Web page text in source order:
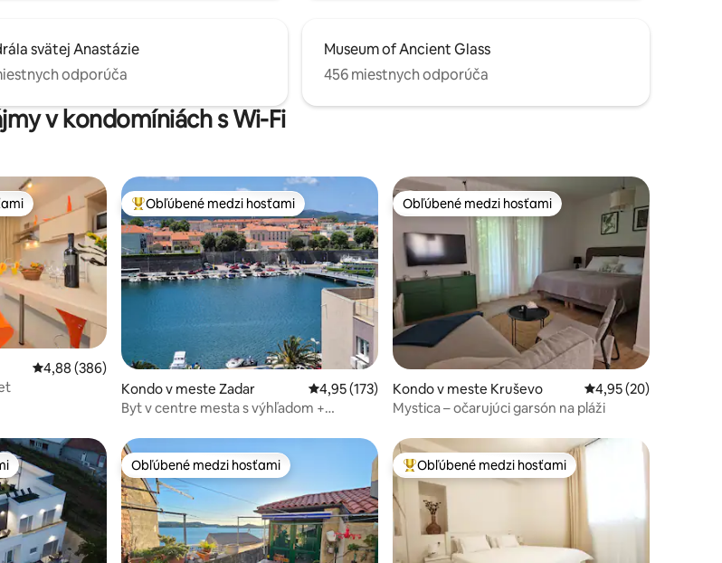
svätej Anastázie
odporúča
Museum of Ancient Glass
456 miestnych odporúča
v kondomíniách s Wi-Fi
hodnotení: 47
Priemerné ohodnotenie 4,88 z 5, počet hodnotení: 386
4,88 (386)
Najobľúbenejšie medzi hosťami
Obľúbené medzi hosťami
Kondo v meste Zadar Priemerné ohodnotenie 4,95 z 5, počet hodnotení: 173
4,95 (173)
Byt v centre mesta s výhľadom +
Obľúbené medzi hosťami
Obľúbené medzi hosťami
Kondo v meste Kruševo Priemerné
4,95 (20)
Mystica – očarujúci garsón na pláži
Obľúbené medzi hosťami
Obľúbené medzi hosťami Najobľúbenejšie medzi hosťami
Obľúbené medzi hosťami